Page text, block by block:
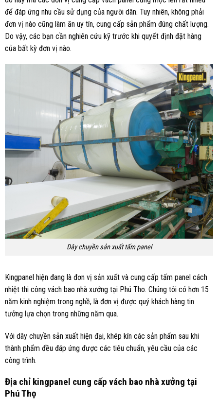
để đáp ứng nhu cầu sử dụng của người dân. Tuy nhiên, không phải
đơn vị nào cũng làm ăn uy tín, cung cấp sản phẩm đúng chất lượng.
Do vậy, các bạn cần nghiên cứu kỹ trước khi quyết định đặt hàng
của bất kỳ đơn vị nào.
Dây chuyền sản xuất tấm panel
Kingpanel hiện đang là đơn vị sản xuất và cung cấp tấm panel cách
nhiệt thi công vách bao nhà xưởng tại Phú Tho. Chúng tôi có hơn 15
năm kinh nghiệm trong nghề, là đơn vị được quý khách hàng tin
tưởng lựa chọn trong những năm qua.
Với dây chuyền sản xuất hiện đại, khép kín các sản phẩm sau khi
thành phẩm đều đáp ứng được các tiêu chuẩn, yêu cầu của các
công trình.
Địa chỉ kingpanel cung cấp vách bao nhà xưởng tại
Phú Thọ